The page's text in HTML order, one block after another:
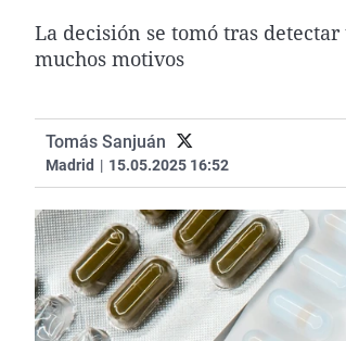
La decisión se tomó tras
muchos motivos
Tomás Sanjuán
Madrid | 15.05.2025 16:52